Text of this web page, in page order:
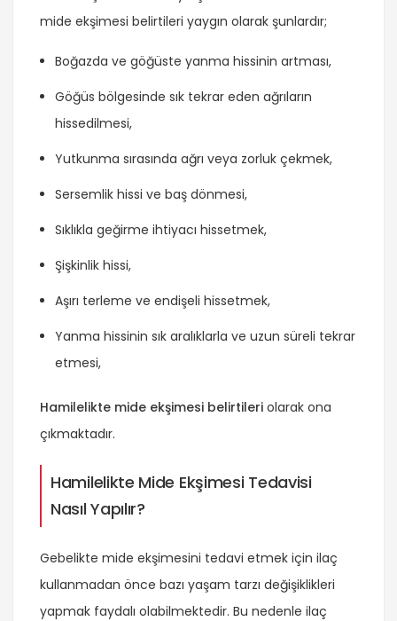
mide ekşimesi belirtileri yaygın olarak şunlardır;
Boğazda ve göğüste yanma hissinin artması,
Göğüs bölgesinde sık tekrar eden ağrıların
hissedilmesi,
Yutkunma sırasında ağrı veya zorluk çekmek,
Sersemlik hissi ve baş dönmesi,
Sıklıkla geğirme ihtiyacı hissetmek,
Şişkinlik hissi,
Aşırı terleme ve endişeli hissetmek,
Yanma hissinin sık aralıklarla ve uzun süreli tekrar
etmesi,
Hamilelikte mide ekşimesi belirtileri olarak ona
çıkmaktadır.
Hamilelikte Mide Ekşimesi Tedavisi
Nasıl Yapılır?
Gebelikte mide ekşimesini tedavi etmek için ilaç
kullanmadan önce bazı yaşam tarzı değişiklikleri
yapmak faydalı olabilmektedir. Bu nedenle ilaç